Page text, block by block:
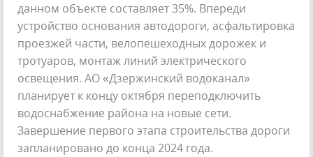
данном объекте составляет 35%. Впереди
устройство основания автодороги, асфальтировка
проезжей части, велопешеходных дорожек и
тротуаров, монтаж линий электрического
освещения. АО «Дзержинский водоканал»
планирует к концу октября переподключить
водоснабжение района на новые сети.
Завершение первого этапа строительства дороги
запланировано до конца 2024 года.